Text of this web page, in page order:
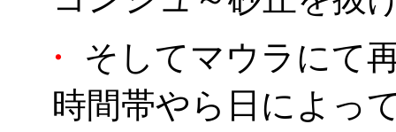
・
そしてマウラにて
時間帯やら日によっ